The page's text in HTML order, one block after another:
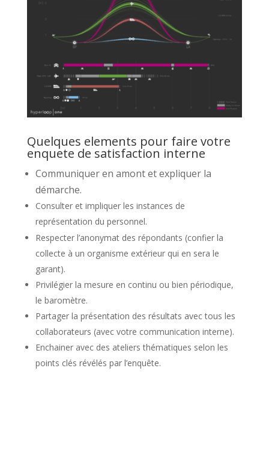
Quelques elements pour faire votre
enquete de satisfaction interne
Communiquer en amont et expliquer la
démarche.
Consulter et impliquer les instances de
représentation du personnel.
Respecter l’anonymat des répondants (confier la
collecte à un organisme extérieur qui en sera le
garant).
Privilégier la mesure en continu ou bien périodique,
le baromètre.
Partager la présentation des résultats avec tous les
collaborateurs (avec votre communication interne).
Enchainer avec des ateliers thématiques selon les
points clés révélés par l’enquête.